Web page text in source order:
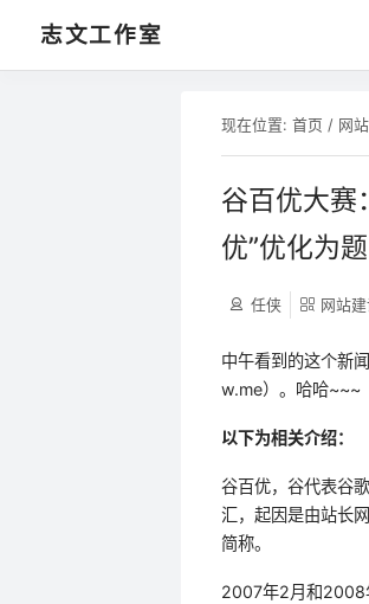
志文工作室
现在位置: 首页 / 网
谷百优大赛
优”优化为题
任侠 网站
中午看到的这个新
w.me）。哈哈~~~
以下为相关介绍：
谷百优，谷代表谷
汇，起因是由站长
简称。
2007年2月和2008